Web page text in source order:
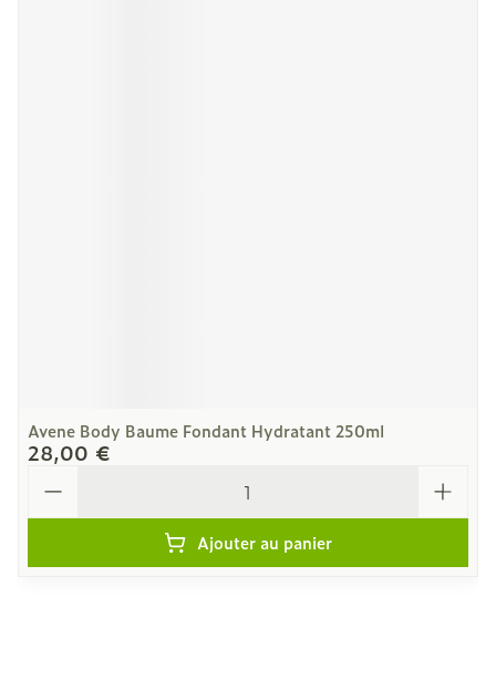
Avene Body Baume Fondant Hydratant 250ml
28,00 €
Ajouter au panier